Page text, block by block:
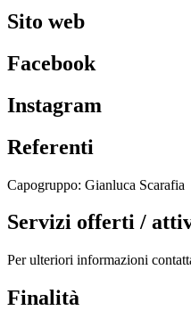
Sito web
Facebook
Instagram
Referenti
Capogruppo: Gianluca Scarafia
Servizi offerti /
Per ulteriori informazioni
Finalità